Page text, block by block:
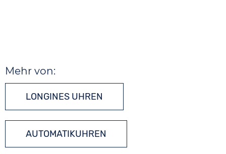
Mehr von:
LONGINES UHREN
AUTOMATIKUHREN